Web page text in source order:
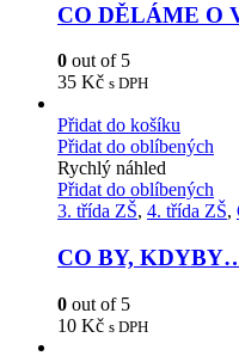
CO DĚLÁME O
0 out of 5
35 Kč s DPH
Přidat do košíku
Přidat do oblíbených
Rychlý náhled
Přidat do oblíbených
3. třída ZŠ, 4. třída ZŠ,
CO BY,
0 out of 5
10 Kč s DPH